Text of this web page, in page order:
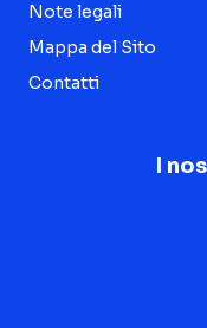
Note legali
Mappa del Sito
Contatti
I